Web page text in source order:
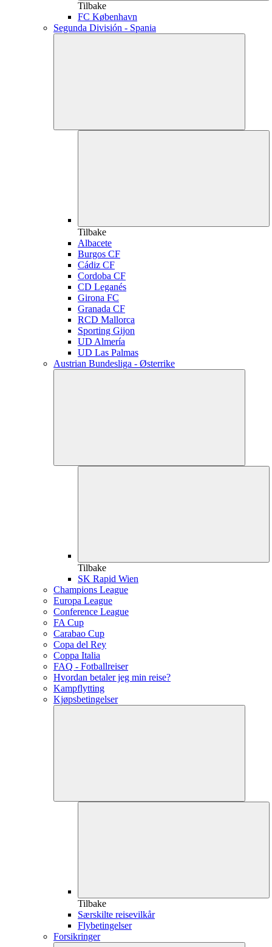
Tilbake
FC København
Segunda División - Spania
Tilbake
Albacete
Burgos CF
Cádiz CF
Cordoba CF
CD Leganés
Girona FC
Granada CF
RCD Mallorca
Sporting Gijon
UD Almería
UD Las Palmas
Austrian Bundesliga - Østerrike
Tilbake
SK Rapid Wien
Champions League
Europa League
Conference League
FA Cup
Carabao Cup
Copa del Rey
Coppa Italia
FAQ - Fotballreiser
Hvordan betaler jeg min reise?
Kampflytting
Kjøpsbetingelser
Tilbake
Særskilte reisevilkår
Flybetingelser
Forsikringer